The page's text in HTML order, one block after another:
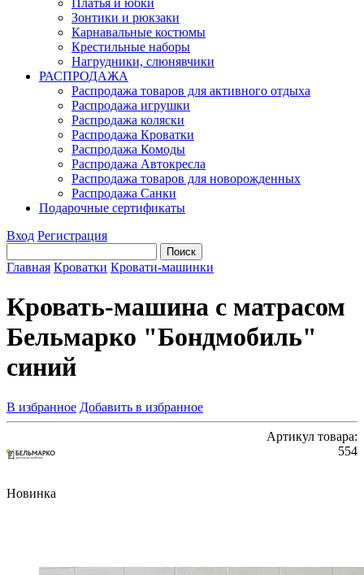
Платья и юбки
Зонтики и рюкзаки
Карнавальные костюмы
Крестильные наборы
Нагрудники, слюнявчики
РАСПРОДАЖА
Распродажа товаров для активного отдыха
Распродажа игрушки
Распродажа коляски
Распродажа Кроватки
Распродажа Комоды
Распродажа Автокресла
Распродажа товаров для новорожденных
Распродажа Санки
Подарочные сертификаты
Вход Регистрация
Главная Кроватки Кровати-машинки
Кровать-машина с матрасом
Бельмарко "Бондмобиль"
синий
В избранное Добавить в избранное
Артикул товара:
554
Новинка